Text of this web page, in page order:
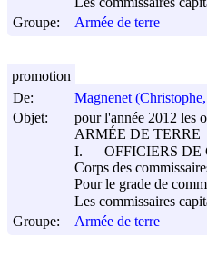
Groupe:
Armée de terre
De:
Magnenet
Objet:
pour l'année 2012 les
ARMÉE DE TERRE
I. ― OFFICIERS DE
Corps des
Pour le grade de
Les commissaires
Groupe:
Armée de terre
promotion